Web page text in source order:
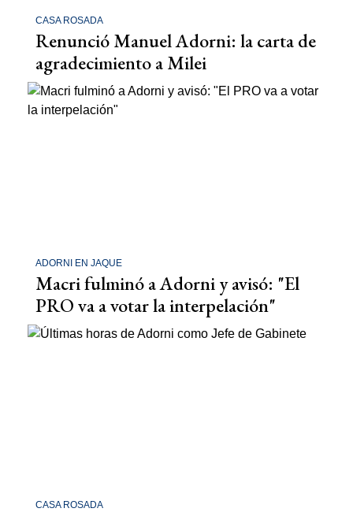
CASA ROSADA
Renunció Manuel Adorni: la carta de
agradecimiento a Milei
ADORNI EN JAQUE
Macri fulminó a Adorni y avisó: "El
PRO va a votar la interpelación"
CASA ROSADA